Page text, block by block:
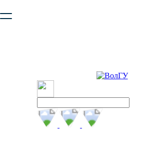
безопасную работу с сайтом. Пожалуйста